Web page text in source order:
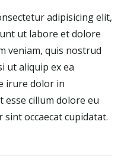
adipisicing elit,
ut labore et dolore
veniam, quis nostrud
ut aliquip ex ea
irure dolor in
cillum dolore eu
occaecat cupidatat.